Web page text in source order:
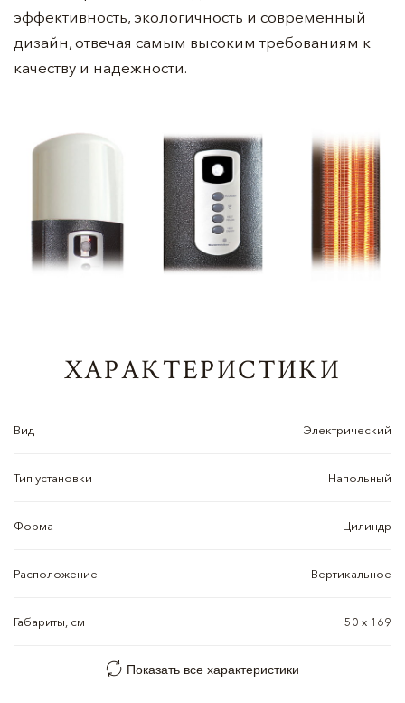
эффективность, экологичность и современный
дизайн, отвечая самым высоким требованиям к
качеству и надежности.
ХАРАКТЕРИСТИКИ
Вид Электрический
Тип установки Напольный
Форма Цилиндр
Расположение Вертикальное
Габариты, см 50 x 169
Показать все характеристики